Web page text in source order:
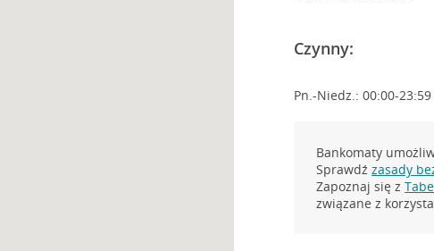
Czynny:
Pn.-Niedz.: 00:00-23:59
Bankomaty
Sprawdźzasady
Zapoznaj się z
związane z